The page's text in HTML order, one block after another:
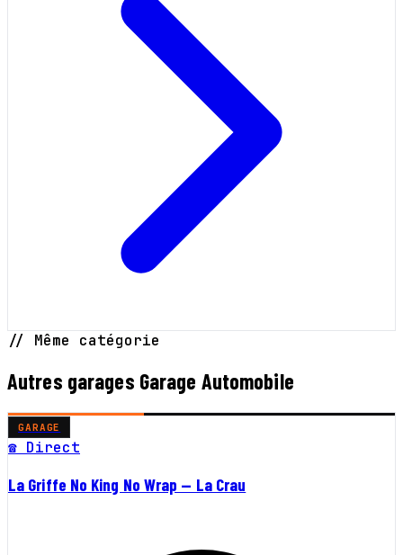
// Même catégorie
Autres garages Garage Automobile
GARAGE
☎ Direct
La Griffe No King No Wrap — La Crau